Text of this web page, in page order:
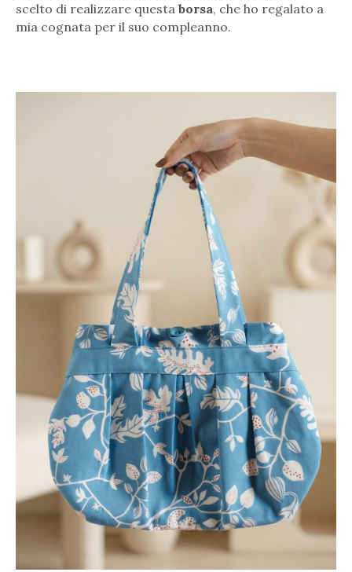
scelto di realizzare questa borsa, che ho regalato a
mia cognata per il suo compleanno.